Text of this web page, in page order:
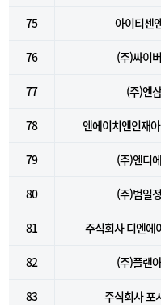
75 아이티센
76 (주)싸이
77 (주)엔삼
78 엔에이치엔인재
79 (주)엔디
80 (주)범일
81 주식회사 디엔에
82 (주)플랜
83 주식회사 포